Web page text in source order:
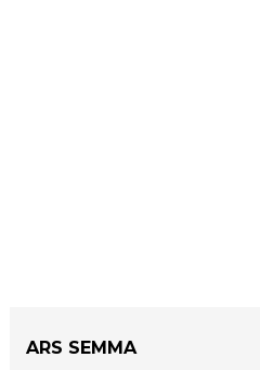
ARS SEMMA